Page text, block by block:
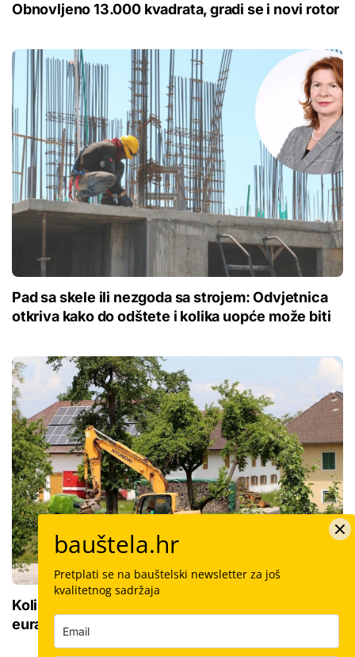
Obnovljeno 13.000 kvadrata, gradi se i novi rotor
Pad sa skele ili nezgoda sa strojem: Odvjetnica
otkriva kako do odštete i kolika uopće može biti
Koliko košta najam bagera: Počinje ispod 100
eura, ali konačni račun skriva nekoliko zamki
bauštela.hr
Pretplati se na bauštelski newsletter za još
kvalitetnog sadržaja